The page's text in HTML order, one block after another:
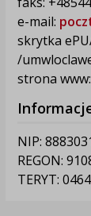
e-mail:
skrytka
/
strona www:
NIP:
REGON:
TERYT: